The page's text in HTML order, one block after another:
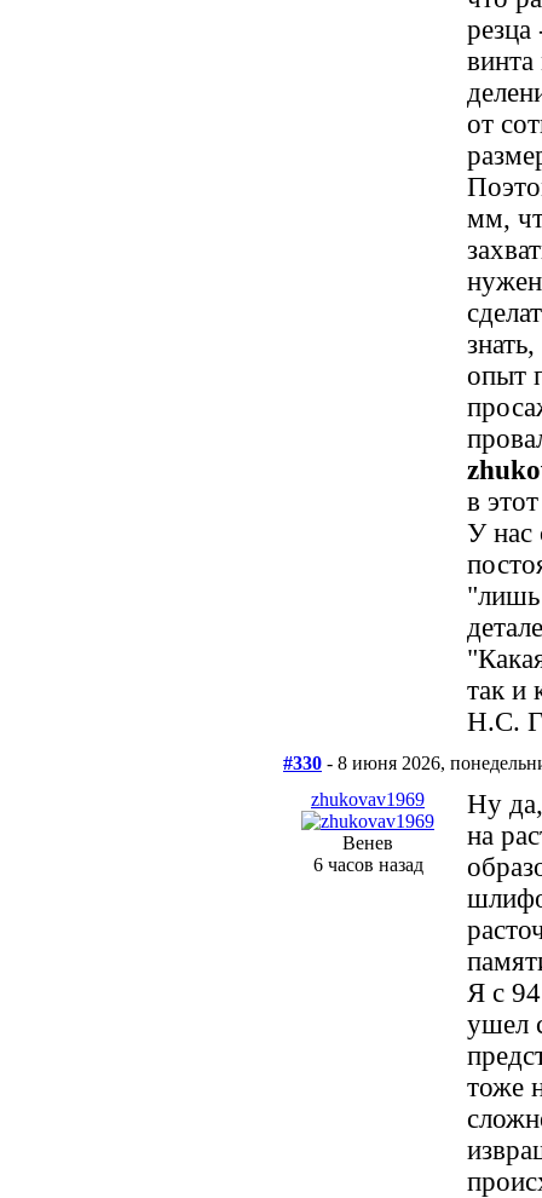
от
мм,
опыт
в
У нас
"лишь
так и
Н.С.
#330 - 8 июня 2026,
zhukovav1969
Венев
6 часов назад
Ну
на
Я с
ушел
тоже